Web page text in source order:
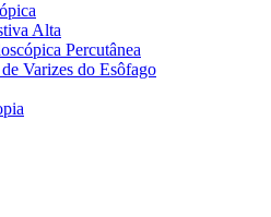
Alta
Percutânea
Varizes do Esôfago